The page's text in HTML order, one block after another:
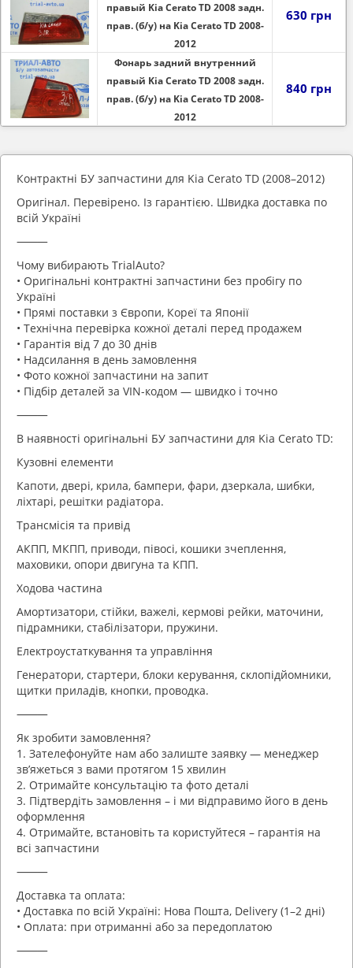
правый Kia Cerato TD 2008 задн.
прав. (б/у) на Kia Cerato TD 2008-
2012
630 грн
Фонарь задний внутренний
правый Kia Cerato TD 2008 задн.
прав. (б/у) на Kia Cerato TD 2008-
2012
840 грн
Контрактні БУ запчастини для Kia Cerato TD (2008–2012)
Оригінал. Перевірено. Із гарантією. Швидка доставка по
всій Україні
⸻
Чому вибирають TrialAuto?
• Оригінальні контрактні запчастини без пробігу по
Україні
• Прямі поставки з Європи, Кореї та Японії
• Технічна перевірка кожної деталі перед продажем
• Гарантія від 7 до 30 днів
• Надсилання в день замовлення
• Фото кожної запчастини на запит
• Підбір деталей за VIN-кодом — швидко і точно
⸻
В наявності оригінальні БУ запчастини для Kia Cerato TD:
Кузовні елементи
Капоти, двері, крила, бампери, фари, дзеркала, шибки,
ліхтарі, решітки радіатора.
Трансмісія та привід
АКПП, МКПП, приводи, півосі, кошики зчеплення,
маховики, опори двигуна та КПП.
Ходова частина
Амортизатори, стійки, важелі, кермові рейки, маточини,
підрамники, стабілізатори, пружини.
Електроустаткування та управління
Генератори, стартери, блоки керування, склопідйомники,
щитки приладів, кнопки, проводка.
⸻
Як зробити замовлення?
1. Зателефонуйте нам або залиште заявку — менеджер
зв’яжеться з вами протягом 15 хвилин
2. Отримайте консультацію та фото деталі
3. Підтвердіть замовлення – і ми відправимо його в день
оформлення
4. Отримайте, встановіть та користуйтеся – гарантія на
всі запчастини
⸻
Доставка та оплата:
• Доставка по всій Україні: Нова Пошта, Delivery (1–2 дні)
• Оплата: при отриманні або за передоплатою
⸻